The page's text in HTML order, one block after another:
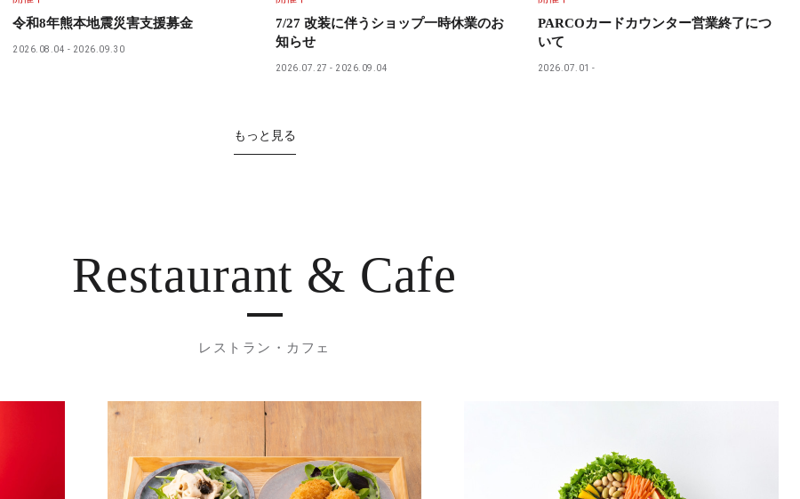
令和8年熊本地震災害支援募金
2026.08.04 2026.09.30
7/27 改装に伴うショップ一時休業のお
知らせ
2026.07.27 2026.09.04
PARCOカードカウンター営業終了につ
いて
2026.07.01
もっと見る
Restaurant & Cafe
レストラン・カフェ